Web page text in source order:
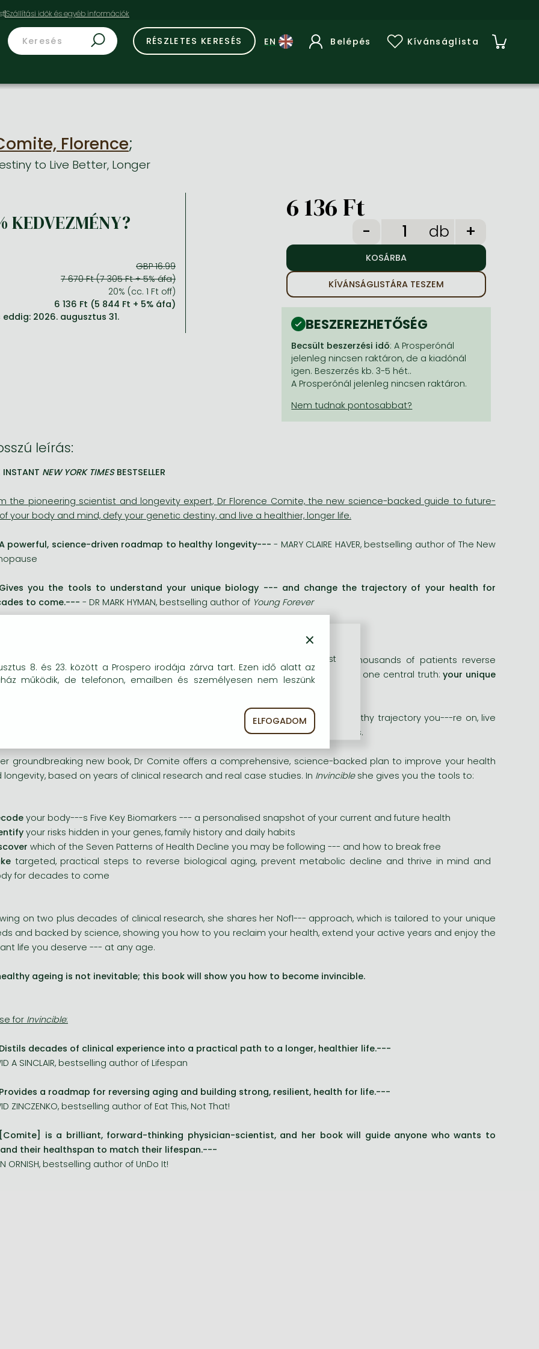
RÉSZLETES KERESÉS Belépés Kívánságlista
Florence;
to Live Better, Longer
KEDVEZMÉNY?
GBP 16.99
7 670 Ft (7 305 Ft + 5% áfa)
20% (cc. 1 Ft off)
6 136 Ft (5 844 Ft + 5% áfa)
2026. augusztus 31.
6 136 Ft
db
KÍVÁNSÁGLISTÁRA TESZEM
BESZEREZHETŐSÉG
Becsült beszerzési idő: A Prosperónál
jelenleg nincsen raktáron, de a kiadónál
igen. Beszerzés kb. 3-5 hét..
A Prosperónál jelenleg nincsen raktáron.
leírás:
INSTANT NEW YORK TIMES BESTSELLER
the pioneering scientist and longevity expert, Dr Florence Comite, the new science-backed guide to future-
your body and mind, defy your genetic destiny, and live a healthier, longer life.
powerful, science-driven roadmap to healthy longevity---- MARY CLAIRE HAVER, bestselling author of The New
you the tools to understand your unique biology --- and change the trajectory of your health for
to come.--- - DR MARK HYMAN, bestselling author of Young Forever
endocrinologist and longevity expert Dr Florence Comite has helped thousands of patients reverse
aging and halt emerging diseases. Her proactive precision care is built on one central truth:your unique
is the key to your longevity.
clinical research shows that, even into middle-age, you can reverse the unhealthy trajectory you---re on, live
and pain-free, active and happy, and recapture the energy of your twenties.
groundbreaking new book, Dr Comite offers a comprehensive, science-backed plan to improve your health
longevity, based on years of clinical research and real case studies. In Invincible she gives you the tools to:
your body---s Five Key Biomarkers --- a personalised snapshot of your current and future health
your risks hidden in your genes, family history and daily habits
which of the Seven Patterns of Health Decline you may be following --- and how to break free
targeted, practical steps to reverse biological aging, prevent metabolic decline and thrive in mind and
for decades to come
on two plus decades of clinical research, she shares her Nof1--- approach, which is tailored to your unique
and backed by science, showing you how to you reclaim your health, extend your active years and enjoy the
life you deserve --- at any age.
ageing is not inevitable; this book will show you how to become invincible.
for Invincible:
decades of clinical experience into a practical path to a longer, healthier life.---
A SINCLAIR, bestselling author of Lifespan
a roadmap for reversing aging and building strong, resilient, health for life.---
ZINCZENKO, bestselling author of Eat This, Not That!
is a brilliant, forward-thinking physician-scientist, and her book will guide anyone who wants to
their healthspan to match their lifespan.---
ORNISH, bestselling author of UnDo It!
×
8. és 23. között a Prospero irodája zárva tart. Ezen idő alatt az
működik, de telefonon, emailben és személyesen nem leszünk
ELFOGADOM
kat (sütiket) használunk, melyek célja, hogy teljesebb körű szolgáltatást
részére.